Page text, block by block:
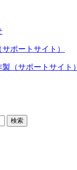
ポートサイト）
（サポートサイト）
検索